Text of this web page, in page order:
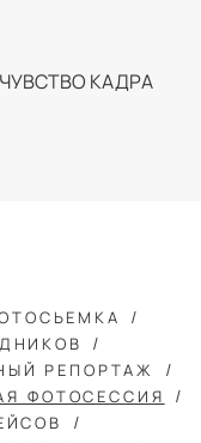
КАДРА
РЕПОРТАЖ
ФОТОСЕССИЯ